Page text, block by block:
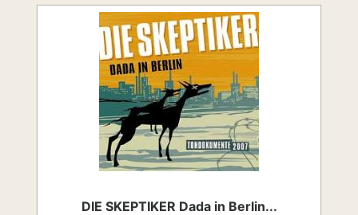
DIE SKEPTIKER Dada in Berlin...